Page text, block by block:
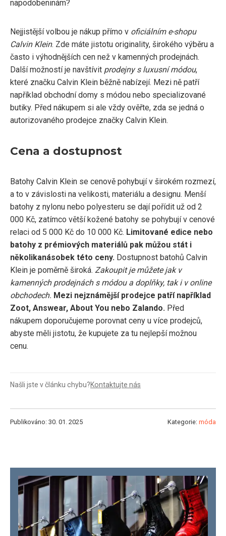
napodobeninám?
Nejjistější volbou je nákup přímo v oficiálním e-shopu
Calvin Klein. Zde máte jistotu originality, širokého výběru a
často i výhodnějších cen než v kamenných prodejnách.
Další možností je navštívit prodejny s luxusní módou,
které značku Calvin Klein běžně nabízejí. Mezi ně patří
například obchodní domy s módou nebo specializované
butiky. Před nákupem si ale vždy ověřte, zda se jedná o
autorizovaného prodejce značky Calvin Klein.
Cena a dostupnost
Batohy Calvin Klein se cenově pohybují v širokém rozmezí,
a to v závislosti na velikosti, materiálu a designu. Menší
batohy z nylonu nebo polyesteru se dají pořídit už od 2
000 Kč, zatímco větší kožené batohy se pohybují v cenové
relaci od 5 000 Kč do 10 000 Kč. Limitované edice nebo
batohy z prémiových materiálů pak můžou stát i
několikanásobek této ceny. Dostupnost batohů Calvin
Klein je poměrně široká. Zakoupit je můžete jak v
kamenných prodejnách s módou a doplňky, tak i v online
obchodech. Mezi nejznámější prodejce patří například
Zoot, Answear, About You nebo Zalando. Před
nákupem doporučujeme porovnat ceny u více prodejců,
abyste měli jistotu, že kupujete za tu nejlepší možnou
cenu.
Našli jste v článku chybu?Kontaktujte nás
Publikováno: 30. 01. 2025 Kategorie: móda